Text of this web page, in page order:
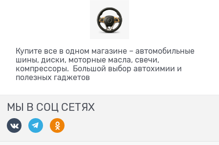
Купите все в одном магазине – автомобильные
шины, диски, моторные масла, свечи,
компрессоры. Большой выбор автохимии и
полезных гаджетов
МЫ В СОЦ СЕТЯХ